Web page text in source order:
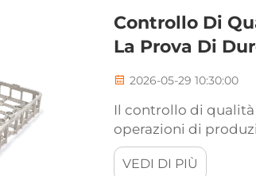
Controllo Di
La Prova Di
2026-05-29 10:30:00
Il controllo di
operazioni di
componenti
qualsiasi
VEDI DI PIÙ